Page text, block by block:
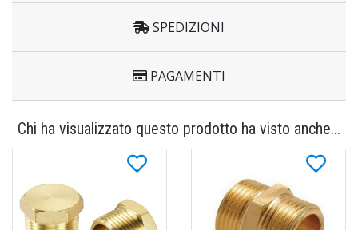
SPEDIZIONI
PAGAMENTI
Chi ha visualizzato questo prodotto ha visto anche...